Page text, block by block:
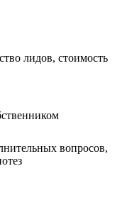
лидов, стоимость
вопросов,